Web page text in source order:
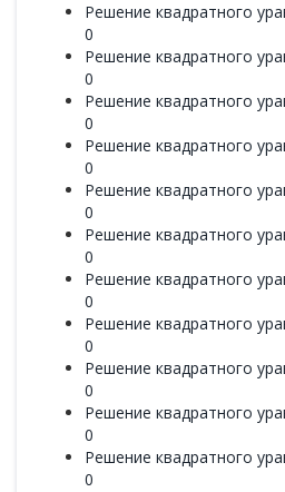
Решение квадратного
0
Решение квадратного
0
Решение квадратного
0
Решение квадратного
0
Решение квадратного
0
Решение квадратного
0
Решение квадратного
0
Решение квадратного
0
Решение квадратного
0
Решение квадратного
0
Решение квадратного
0